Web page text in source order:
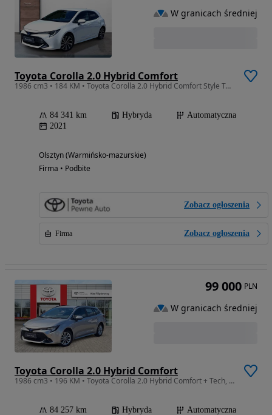
Toyota Corolla 2.0 Hybrid Comfort
1986 cm3 • 184 KM • Toyota Corolla 2.0 Hybrid Comfort Style Tech HB
84 341 km Hybryda
Automatyczna
2021
Olsztyn (Warmińsko-mazurskie)
Firma • Podbite
Zobacz ogłoszenia
Firma Zobacz ogłoszenia
W granicach średniej
Toyota Corolla 2.0 Hybrid Comfort
1986 cm3 • 196 KM • Toyota Corolla 2.0 Hybrid Comfort + Tech, salon PL, serwis ASO
84 257 km Hybryda
Automatyczna
99 000 PLN
W granicach średniej